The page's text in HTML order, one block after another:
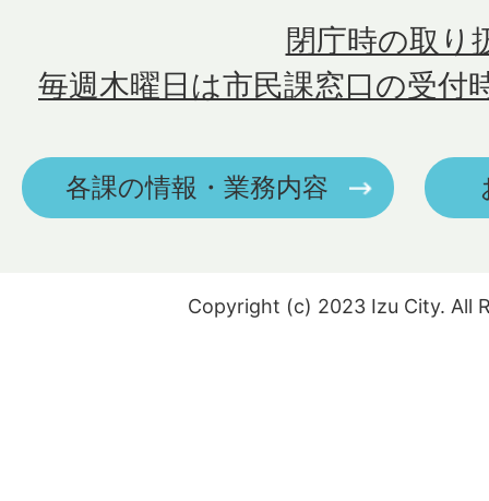
毎週木曜日は市民課窓口の受付
閉庁時の取り
各課の情報・業務内容
Copyright (c) 2023 Izu City. All